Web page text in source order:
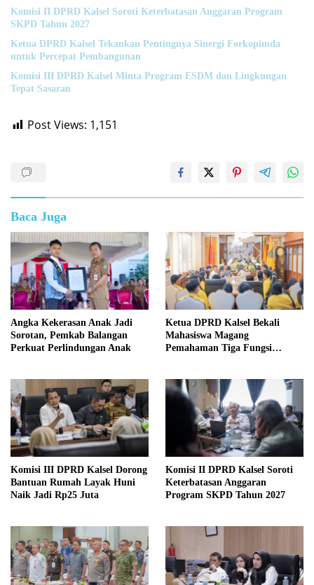
Komisi II DPRD Kalsel Soroti Keterbatasan Anggaran Program
SKPD Tahun 2027
Ketua DPRD Kalsel Tekankan Pentingnya Sinergi Forkopimda
untuk Percepat Pembangunan
Komisi III DPRD Kalsel Minta Program ESDM dan Lingkungan
Tepat Sasaran
Post Views: 1,151
Baca Juga
Angka Kekerasan Anak Jadi
Sorotan, Pemkab Balangan
Perkuat Perlindungan Anak
Ketua DPRD Kalsel Bekali
Mahasiswa Magang
Pemahaman Tiga Fungsi
Komisi III DPRD Kalsel Dorong
Bantuan Rumah Layak Huni
Naik Jadi Rp25 Juta
Komisi II DPRD Kalsel Soroti
Keterbatasan Anggaran
Program SKPD Tahun 2027